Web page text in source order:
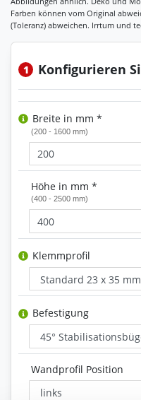
1 Konfigurieren
Breite in mm *
(200 - 1600 mm)
Höhe in mm *
(400 - 2500 mm)
Klemmprofil
Befestigung
Wandprofil Position